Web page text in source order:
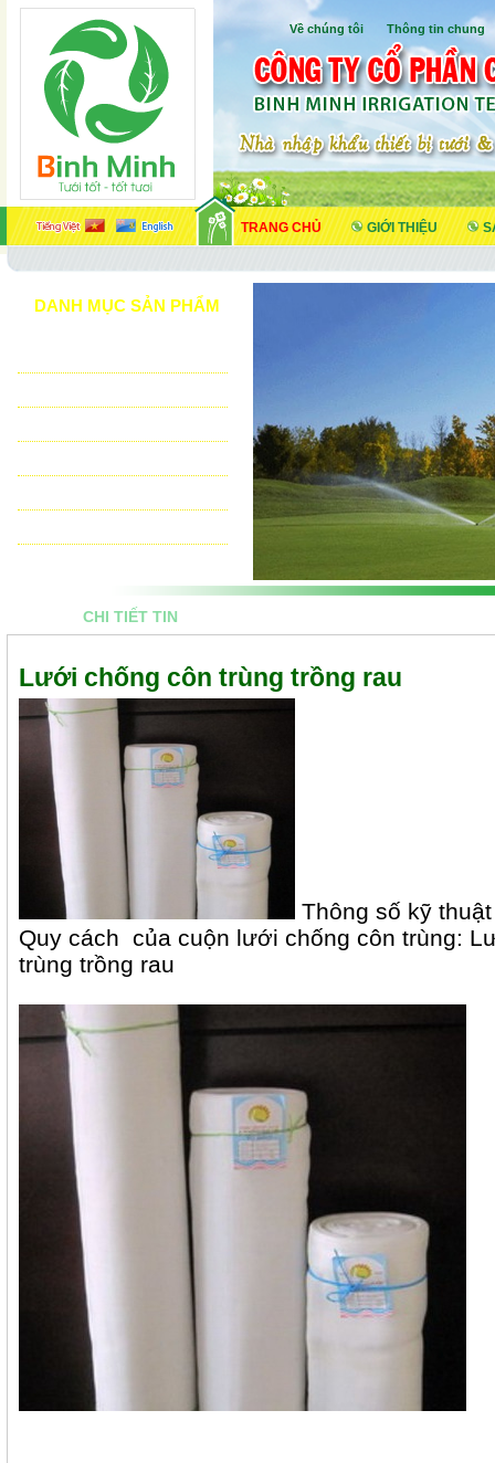
TRANG CHỦ GIỚI THIỆU
Về chúng tôi Thông tin chung
DANH MỤC SẢN PHẨM
CHI TIẾT TIN
Lưới chống côn trùng trồng rau
Thông số kỹ
Quy cách của cuộn lưới chống côn trùng:
trùng trồng rau